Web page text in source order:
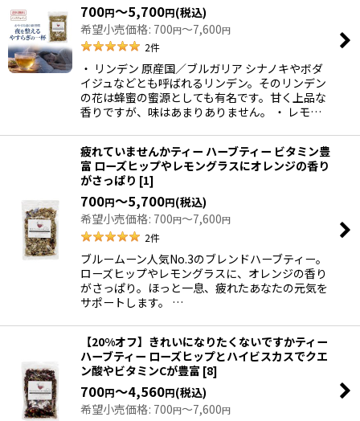
700円～5,700円(税込)
希望小売価格: 700円～7,600円
2件
・ リンデン 原産国／ブルガリア シナノキやボダ
イジュなどとも呼ばれるリンデン。そのリンデン
の花は蜂蜜の蜜源としても有名です。甘く上品な
香りですが、味はあまりありません。 ・ レモ…
疲れていませんかティー ハーブティー ビタミン豊
富 ローズヒップやレモングラスにオレンジの香り
がさっぱり [1]
700円～5,700円(税込)
希望小売価格: 700円～7,600円
2件
ブルームーン人気No.3のブレンドハーブティー。
ローズヒップやレモングラスに、オレンジの香り
がさっぱり。ほっと一息、疲れたあなたの元気を
サポートします。 …
【20%オフ】きれいになりたくないですかティー
ハーブティー ローズヒップとハイビスカスでクエ
ン酸やビタミンCが豊富 [8]
700円～4,560円(税込)
希望小売価格: 700円～7,600円